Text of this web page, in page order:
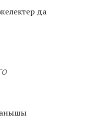
да